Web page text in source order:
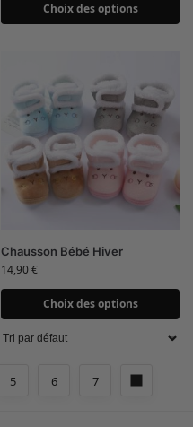
Choix des options
Chausson Bébé Hiver
14,90€
Choix des options
5 6 7